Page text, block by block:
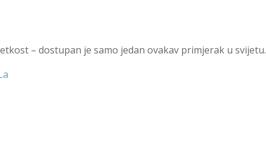
– dostupan je samo jedan ovakav primjerak u svijetu.